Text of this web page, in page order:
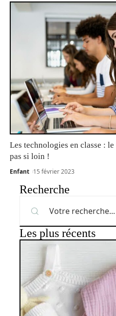
Les technologies en classe :
pas si loin !
Enfant 15 février 2023
Recherche
Les plus récents